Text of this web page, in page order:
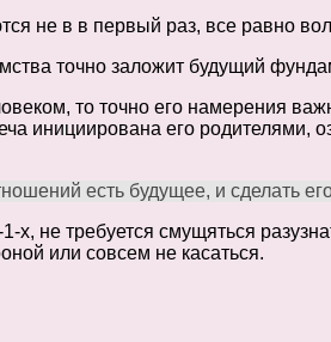
не в в первый раз, все равно
точно заложит будущий
то точно его намерения
инициирована его
есть будущее, и сделать
х, не требуется смущяться
или совсем не касаться.